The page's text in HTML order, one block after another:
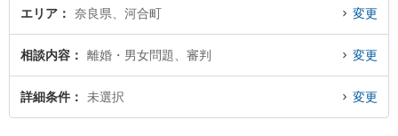
情報や弁護士費用、強みなどが注目されています。『河合町で土日や夜間に発
を法律相談できる河合町内の弁護士に相談予約したい』などでお困りの相談者
さんにおすすめです。
エリア 奈良県、河合町 変更
相談内容 離婚・男女問題、審判 変更
詳細条件 未選択 変更